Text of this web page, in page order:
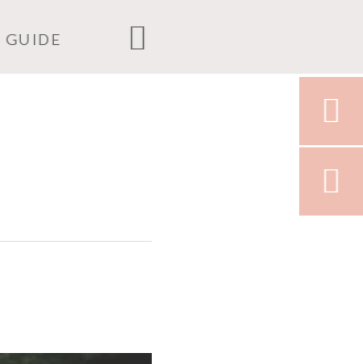
GUIDE 

